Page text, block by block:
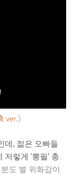
ver.)
데, 젊은 오빠들
저렇게 '뽕필' 충
도 별 위화감이